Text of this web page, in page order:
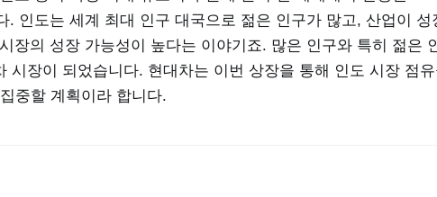
. 인도는 세계 최대 인구 대국으로 젊은 인구가 많고, 산업이 성
장의 성장 가능성이 높다는 이야기죠. 많은 인구와 특히 젊은
시장이 되었습니다. 현대차는 이번 상장을 통해 인도 시장 점
중할 계획이라 합니다.